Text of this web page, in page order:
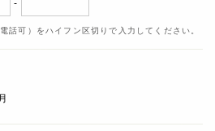
-
話可）をハイフン区切りで入力してください。
月